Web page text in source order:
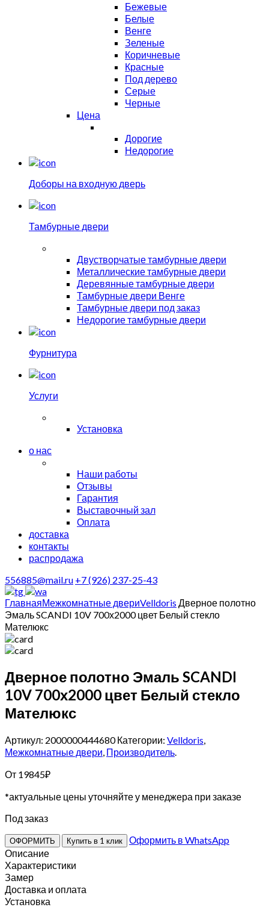
Бежевые
Белые
Венге
Зеленые
Коричневые
Красные
Под дерево
Серые
Черные
Цена
Дорогие
Недорогие
Доборы на входную дверь
Тамбурные двери
Двустворчатые тамбурные двери
Металлические тамбурные двери
Деревянные тамбурные двери
Тамбурные двери Венге
Тамбурные двери под заказ
Недорогие тамбурные двери
Фурнитура
Услуги
Установка
о нас
Наши работы
Отзывы
Гарантия
Выставочный зал
Оплата
доставка
контакты
распродажа
556885@mail.ru +7 (926) 237-25-43
ГлавнаяМежкомнатные двериVelldoris Дверное полотно
Эмаль SCANDI 10V 700х2000 цвет Белый стекло
Мателюкс
Дверное полотно Эмаль SCANDI
10V 700х2000 цвет Белый стекло
Мателюкс
Артикул: 2000000444680Категории: Velldoris,
Межкомнатные двери, Производитель.
От 19845₽
*актуальные цены уточняйте у менеджера при заказе
Под заказ
ОФОРМИТЬ Купить в 1 клик
Оформить в WhatsApp
Описание
Характеристики
Замер
Доставка и оплата
Установка